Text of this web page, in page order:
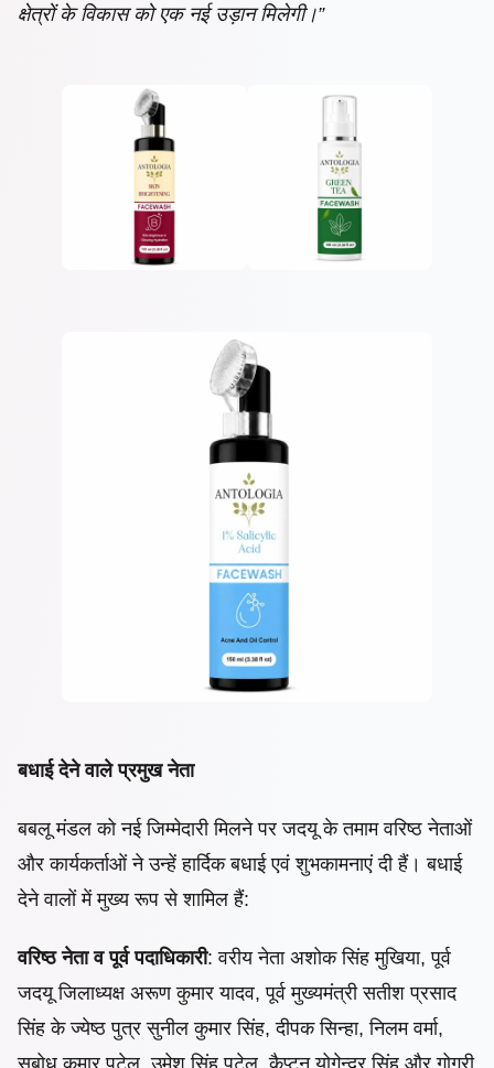
क्षेत्रों के विकास को एक नई उड़ान मिलेगी।”
बधाई देने वाले प्रमुख नेता
बबलू मंडल को नई जिम्मेदारी मिलने पर जदयू के तमाम वरिष्ठ नेताओं
और कार्यकर्ताओं ने उन्हें हार्दिक बधाई एवं शुभकामनाएं दी हैं। बधाई
देने वालों में मुख्य रूप से शामिल हैं:
वरिष्ठ नेता व पूर्व पदाधिकारी: वरीय नेता अशोक सिंह मुखिया, पूर्व
जदयू जिलाध्यक्ष अरूण कुमार यादव, पूर्व मुख्यमंत्री सतीश प्रसाद
सिंह के ज्येष्ठ पुत्र सुनील कुमार सिंह, दीपक सिन्हा, निलम वर्मा,
सुबोध कुमार पटेल, उमेश सिंह पटेल, कैप्टन योगेन्द्र सिंह और गोगरी